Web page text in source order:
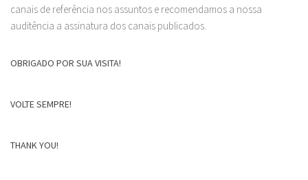
canais de referência nos assuntos e recomendamos a nossa
auditência a assinatura dos canais publicados.
OBRIGADO POR SUA VISITA!
VOLTE SEMPRE!
THANK YOU!